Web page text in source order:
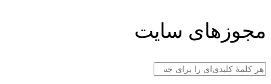
مجوزهای سایت